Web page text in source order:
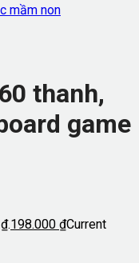
mầm non
thanh,
game
198.000 ₫Current